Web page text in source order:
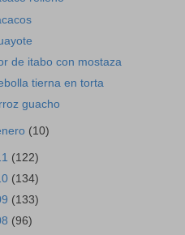
de itabo con mostaza
tierna en torta
guacho
(10)
(122)
(134)
(133)
(96)